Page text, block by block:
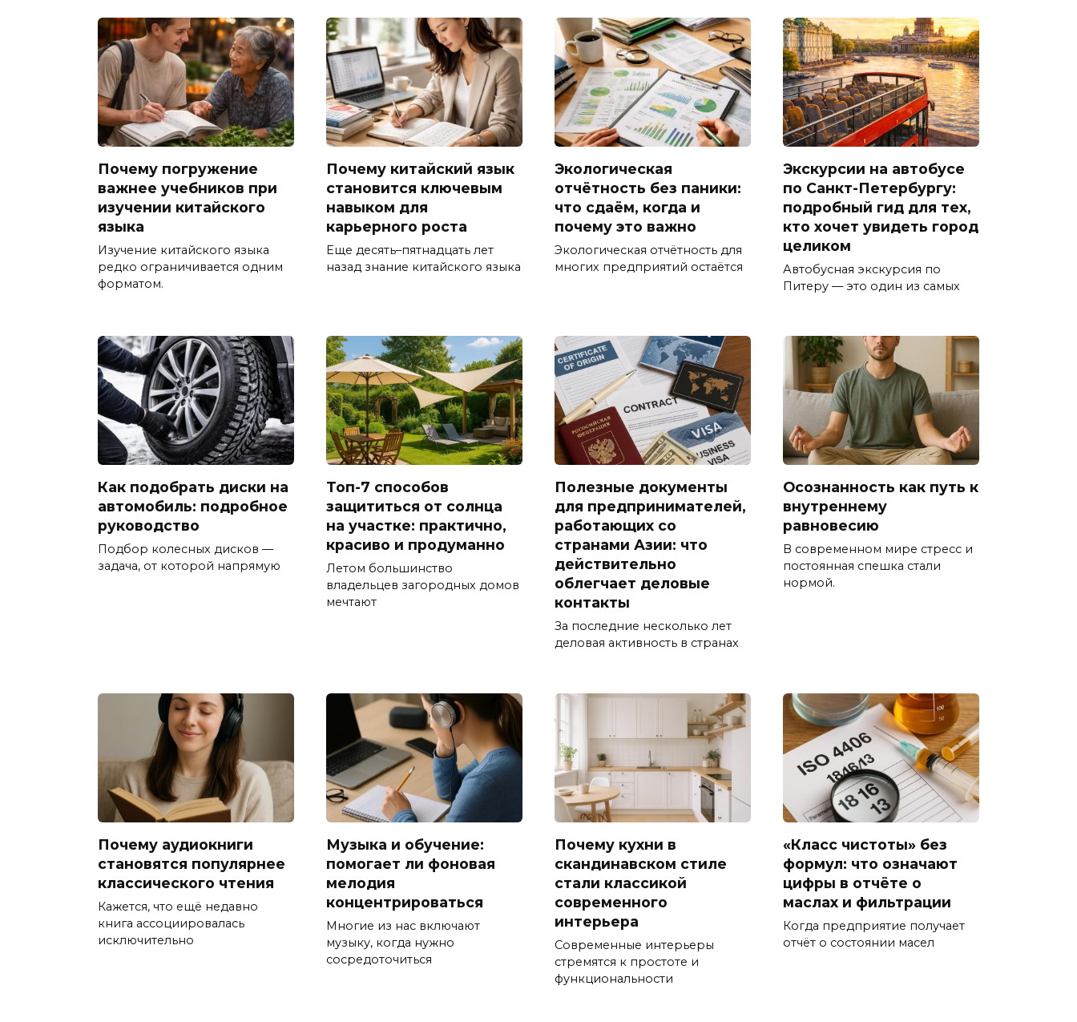
Почему погружение
важнее учебников при
изучении китайского
языка
Изучение китайского языка
редко ограничивается одним
форматом.
Почему китайский язык
становится ключевым
навыком для
карьерного роста
Еще десять–пятнадцать лет
назад знание китайского языка
Экологическая
отчётность без паники:
что сдаём, когда и
почему это важно
Экологическая отчётность для
многих предприятий остаётся
Экскурсии на автобусе
по Санкт-Петербургу:
подробный гид для тех,
кто хочет увидеть город
целиком
Автобусная экскурсия по
Питеру — это один из самых
Как подобрать диски на
автомобиль: подробное
руководство
Подбор колесных дисков —
задача, от которой напрямую
Топ-7 способов
защититься от солнца
на участке: практично,
красиво и продуманно
Летом большинство
владельцев загородных домов
мечтают
Полезные документы
для предпринимателей,
работающих со
странами Азии: что
действительно
облегчает деловые
контакты
За последние несколько лет
деловая активность в странах
Осознанность как путь к
внутреннему
равновесию
В современном мире стресс и
постоянная спешка стали
нормой.
Почему аудиокниги
становятся популярнее
классического чтения
Кажется, что ещё недавно
книга ассоциировалась
исключительно
Музыка и обучение:
помогает ли фоновая
мелодия
концентрироваться
Многие из нас включают
музыку, когда нужно
сосредоточиться
Почему кухни в
скандинавском стиле
стали классикой
современного
интерьера
Современные интерьеры
стремятся к простоте и
функциональности
«Класс чистоты» без
формул: что означают
цифры в отчёте о
маслах и фильтрации
Когда предприятие получает
отчёт о состоянии масел